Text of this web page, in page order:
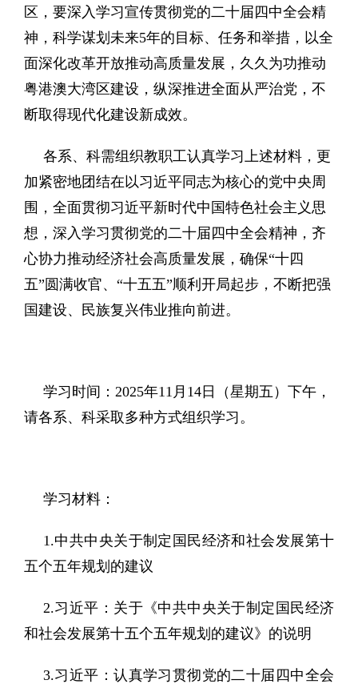
区，要深入学习宣传贯彻党的二十届四中全会精
神，科学谋划未来5年的目标、任务和举措，以全
面深化改革开放推动高质量发展，久久为功推动
粤港澳大湾区建设，纵深推进全面从严治党，不
断取得现代化建设新成效。
各系、科需组织教职工认真学习上述材料，更
加紧密地团结在以习近平同志为核心的党中央周
围，全面贯彻习近平新时代中国特色社会主义思
想，深入学习贯彻党的二十届四中全会精神，齐
心协力推动经济社会高质量发展，确保“十四
五”圆满收官、“十五五”顺利开局起步，不断把强
国建设、民族复兴伟业推向前进。
学习时间：2025年11月14日（星期五）下午，
请各系、科采取多种方式组织学习。
学习材料：
1.中共中央关于制定国民经济和社会发展第十
五个五年规划的建议
2.习近平：关于《中共中央关于制定国民经济
和社会发展第十五个五年规划的建议》的说明
3.习近平：认真学习贯彻党的二十届四中全会